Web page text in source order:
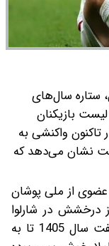
ستاره سال‌های
لیست بازیکنان
واکنشی به
نشان می‌دهد که
از ملی پوشان
بعد از درخشش در شارلوا
بلژیک مسافر جام جهانی شود. میتوان گفت سال 1405 تا به